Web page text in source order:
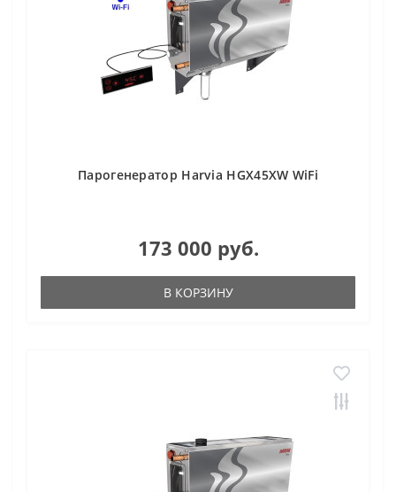
Парогенератор Harvia HGX45XW WiFi
173 000 руб.
В КОРЗИНУ